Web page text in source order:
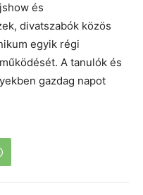
és
divatszabók közös
egyik régi
A tanulók és
gazdag napot